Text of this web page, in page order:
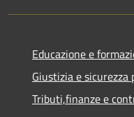
Educazione e
Giustizia e sicurezza
Tributi,finanze e